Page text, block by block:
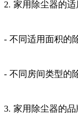
2. 家用除尘器的
- 不同适用面积的
- 不同房间类型的
3. 家用除尘器的